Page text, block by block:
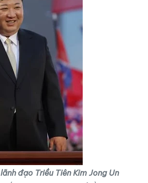
lãnh đạo Triều Tiên Kim Jong Un